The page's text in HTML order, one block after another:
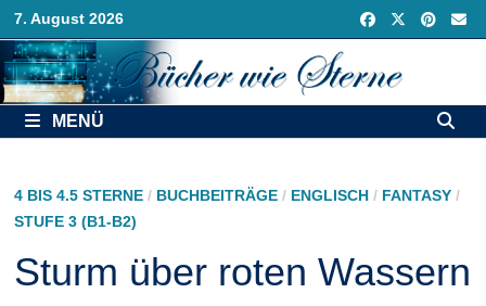
Zurück
zum
Inhalt
7. August 2026
MENÜ
4 BIS 4.5 STERNE/ BUCHBEITRÄGE/ ENGLISCH/ FANTASY/
STUFE 3 (B1-B2)
Sturm über roten Wassern